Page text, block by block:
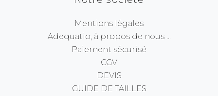
Mentions légales
Adequatio, à propos de nous ...
Paiement sécurisé
CGV
DEVIS
GUIDE DE TAILLES